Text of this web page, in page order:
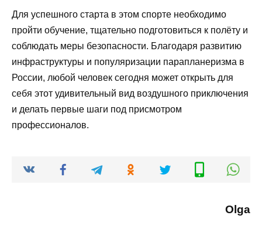
Для успешного старта в этом спорте необходимо
пройти обучение, тщательно подготовиться к полёту и
соблюдать меры безопасности. Благодаря развитию
инфраструктуры и популяризации парапланеризма в
России, любой человек сегодня может открыть для
себя этот удивительный вид воздушного приключения
и делать первые шаги под присмотром
профессионалов.
Olga